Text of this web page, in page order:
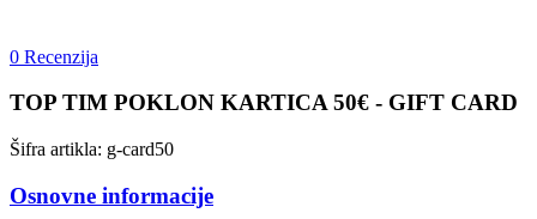
0 Recenzija
TOP TIM POKLON KARTICA 50€ - GIFT CARD
Šifra artikla: g-card50
Osnovne informacije